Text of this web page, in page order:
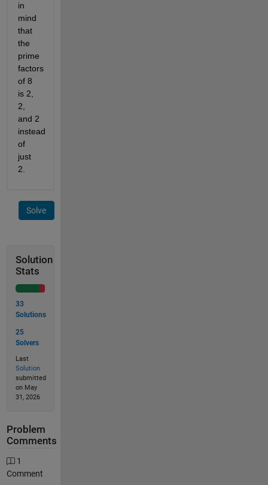
in
mind
that
the
prime
factors
of 8
is 2,
2,
and 2
instead
of
just
2.
Solve
Solution
Stats
33
Solutions
25
Solvers
Last
Solution
submitted
on May
31, 2026
Problem
Comments
1
Comment